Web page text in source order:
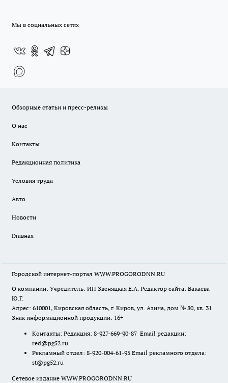
Мы в социальных сетях
Обзорные статьи и пресс-релизы
О нас
Контакты
Редакционная политика
Условия труда
Авто
Новости
Главная
Городской интернет-портал WWW.PROGORODNN.RU
О компании: Учредитель: ИП Звеняцкая Е.А. Редактор сайта: Бакаева
Ю.Г.
Адрес: 610001, Кировская область, г. Киров, ул. Азина, дом № 80, кв. 31
Знак информационной продукции: 16+
Контакты: Редакция: 8-927-669-90-87 Email редакции:
red@pg52.ru
Рекламный отдел: 8-920-004-61-95 Email рекламного отдела:
st@pg52.ru
Сетевое издание WWW.PROGORODNN.RU